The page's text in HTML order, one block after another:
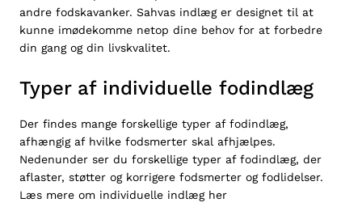
andre fodskavanker. Sahvas indlæg er designet til at
kunne imødekomme netop dine behov for at forbedre
din gang og din livskvalitet.
Typer af individuelle fodindlæg
Der findes mange forskellige typer af fodindlæg,
afhængig af hvilke fodsmerter skal afhjælpes.
Nedenunder ser du forskellige typer af fodindlæg, der
aflaster, støtter og korrigere fodsmerter og fodlidelser.
Læs mere om individuelle indlæg her